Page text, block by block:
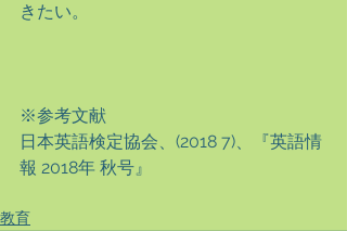
きたい。
※参考文献
日本英語検定協会、(2018 7)、『英語情
報 2018年 秋号』
教育